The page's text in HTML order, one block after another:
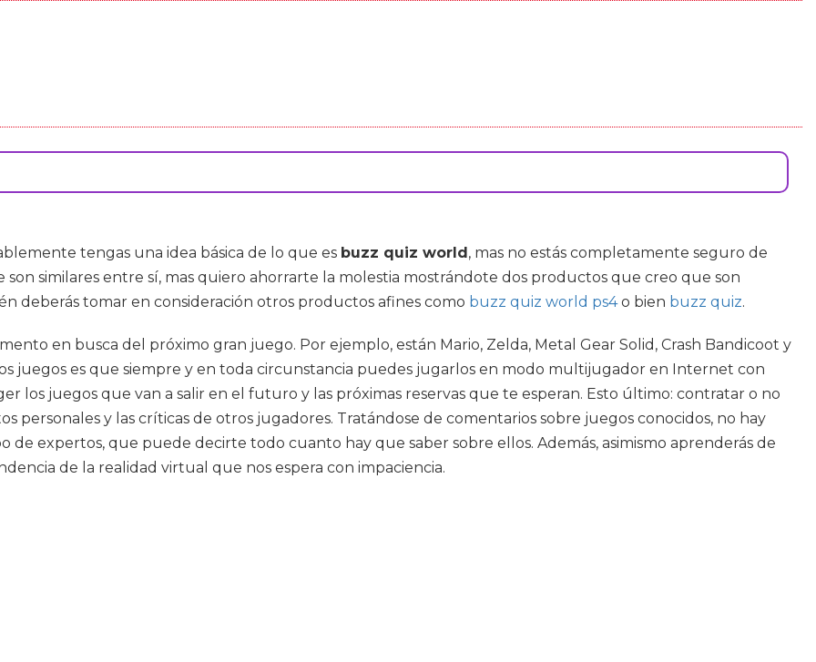
tengas una idea básica de lo que es buzz quiz world, mas no estás completamente seguro de
similares entre sí, mas quiero ahorrarte la molestia mostrándote dos productos que creo que son
deberás tomar en consideración otros productos afines como buzz quiz world ps4o bien buzz quiz.
en busca del próximo gran juego. Por ejemplo, están Mario, Zelda, Metal Gear Solid, Crash Bandicoot y
juegos es que siempre y en toda circunstancia puedes jugarlos en modo multijugador en Internet con
los juegos que van a salir en el futuro y las próximas reservas que te esperan. Esto último: contratar o no
personales y las críticas de otros jugadores. Tratándose de comentarios sobre juegos conocidos, no hay
expertos, que puede decirte todo cuanto hay que saber sobre ellos. Además, asimismo aprenderás de
de la realidad virtual que nos espera con impaciencia.